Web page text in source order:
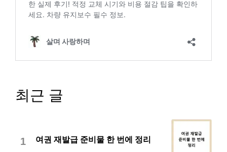
최근 글
1 여권 재발급 준비물 한 번에 정리